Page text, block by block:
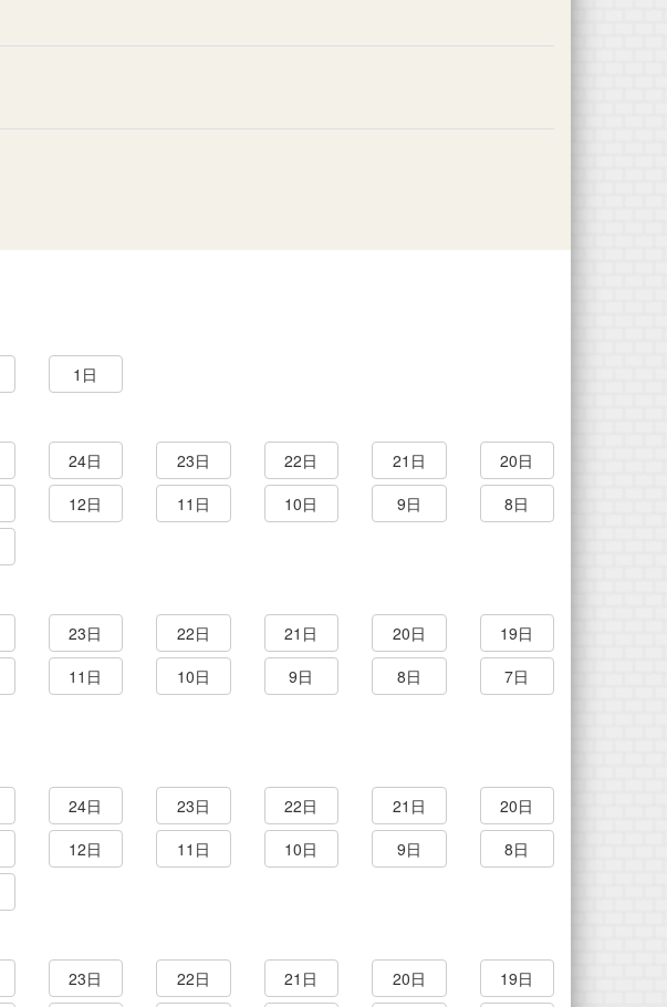
1日
24日 23日 22日 21日
20日
12日 11日 10日 9日
8日
23日 22日 21日 20日
19日
11日 10日 9日 8日
7日
24日 23日 22日 21日
20日
12日 11日 10日 9日
8日
23日 22日 21日 20日
19日